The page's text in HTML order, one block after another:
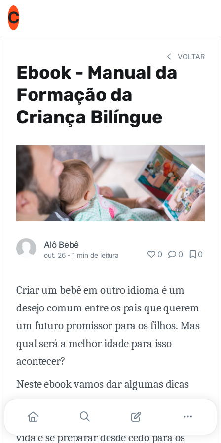
C
VOLTAR
Ebook - Manual da
Formação da
Criança Bilíngue
Alô Bebê
out. 26 -1 min de leitura 0 0 0
Criar um bebê em outro idioma é um
desejo comum entre os pais que querem
um futuro promissor para os filhos. Mas
qual será a melhor idade para isso
acontecer?
Neste ebook vamos dar algumas dicas
para que os seus pequenos possam
aprender dois idiomas desde o início da
vida e se preparar desde cedo para os